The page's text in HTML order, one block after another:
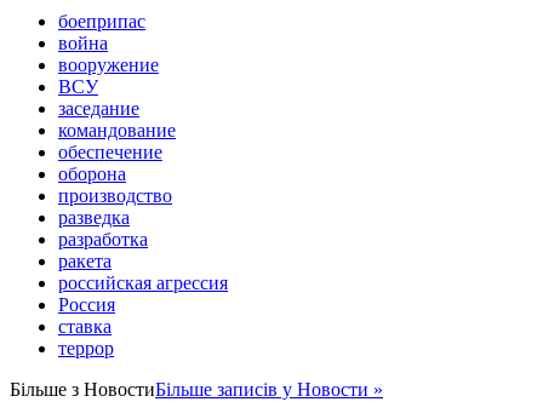
боеприпас
война
вооружение
ВСУ
заседание
командование
обеспечение
оборона
производство
разведка
разработка
ракета
российская агрессия
Россия
ставка
террор
Більше з НовостиБільше записів у Новости »